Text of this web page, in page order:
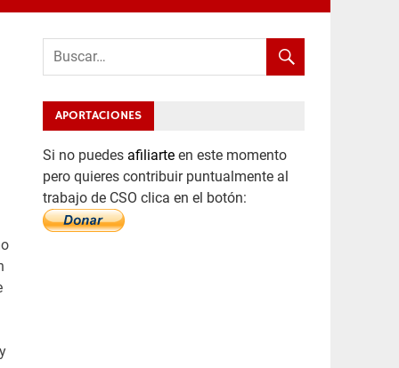
APORTACIONES
Si no puedes afiliarte en este momento
pero quieres contribuir puntualmente al
trabajo de CSO clica en el botón: